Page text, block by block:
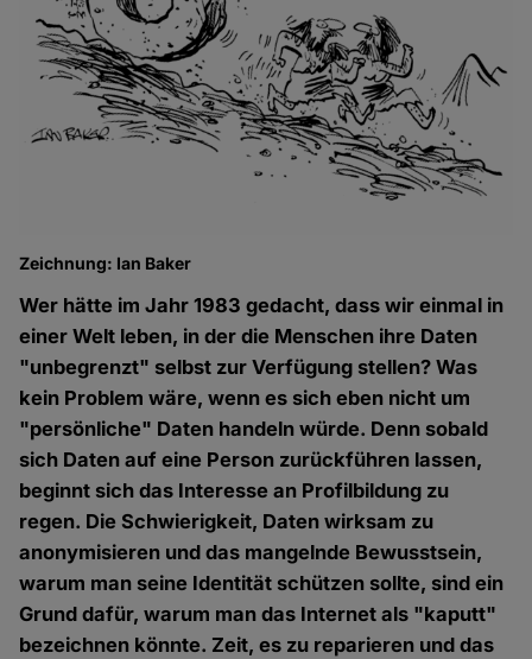
Zeichnung: Ian Baker
Wer hätte im Jahr 1983 gedacht, dass wir einmal in
einer Welt leben, in der die Menschen ihre Daten
"unbegrenzt" selbst zur Verfügung stellen? Was
kein Problem wäre, wenn es sich eben nicht um
"persönliche" Daten handeln würde. Denn sobald
sich Daten auf eine Person zurückführen lassen,
beginnt sich das Interesse an Profilbildung zu
regen. Die Schwierigkeit, Daten wirksam zu
anonymisieren und das mangelnde Bewusstsein,
warum man seine Identität schützen sollte, sind ein
Grund dafür, warum man das Internet als "kaputt"
bezeichnen könnte. Zeit, es zu reparieren und das